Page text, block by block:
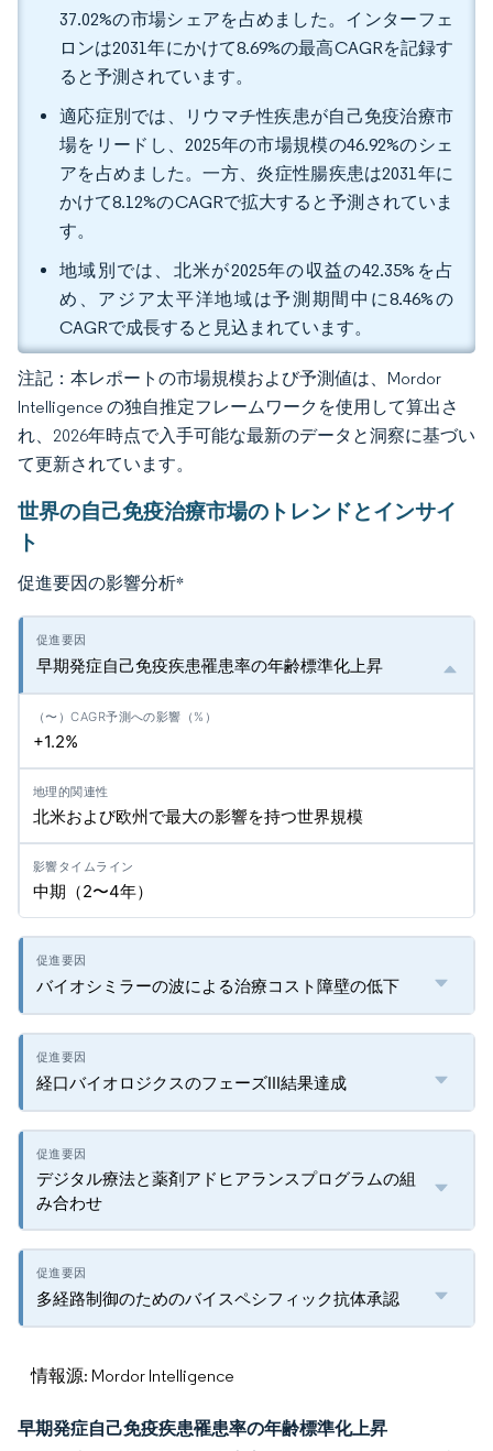
37.02%の市場シェアを占めました。インターフェ
ロンは2031年にかけて8.69%の最高CAGRを記録す
ると予測されています。
適応症別では、リウマチ性疾患が自己免疫治療市
場をリードし、2025年の市場規模の46.92%のシェ
アを占めました。一方、炎症性腸疾患は2031年に
かけて8.12%のCAGRで拡大すると予測されていま
す。
地域別では、北米が2025年の収益の42.35%を占
め、アジア太平洋地域は予測期間中に8.46%の
CAGRで成長すると見込まれています。
注記：本レポートの市場規模および予測値は、Mordor
Intelligence の独自推定フレームワークを使用して算出さ
れ、2026年時点で入手可能な最新のデータと洞察に基づい
て更新されています。
世界の自己免疫治療市場のトレンドとインサイ
ト
促進要因の影響分析*
早期発症自己免疫疾患罹患率の年齢標準化上昇
+1.2%
北米および欧州で最大の影響を持つ世界規模
中期（2〜4年）
バイオシミラーの波による治療コスト障壁の低下
経口バイオロジクスのフェーズIII結果達成
デジタル療法と薬剤アドヒアランスプログラムの組
み合わせ
多経路制御のためのバイスペシフィック抗体承認
情報源: Mordor Intelligence
早期発症自己免疫疾患罹患率の年齢標準化上昇